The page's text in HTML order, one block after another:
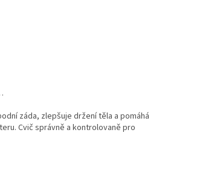
záda, zlepšuje držení těla a pomáhá
Cvič správně a kontrolovaně pro